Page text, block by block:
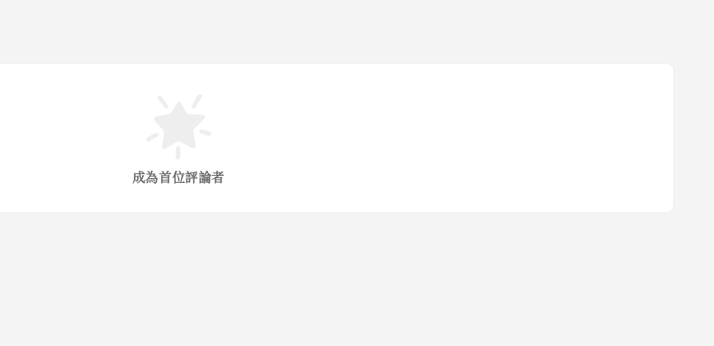
成為首位評論者